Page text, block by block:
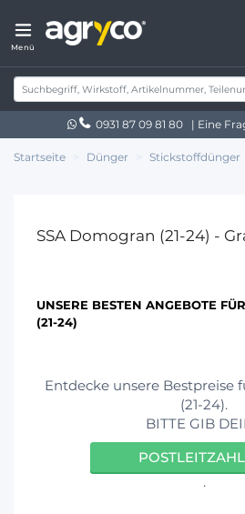
Menü
0931 87 09 81 80 | Eine
Startseite Dünger Stickstoffdünger
SSA Domogran (21-24) -
UNSERE BESTEN ANGEBOTE
(21-24)
Entdecke unsere Bestpreise
(21-24).
BITTE GIB
.